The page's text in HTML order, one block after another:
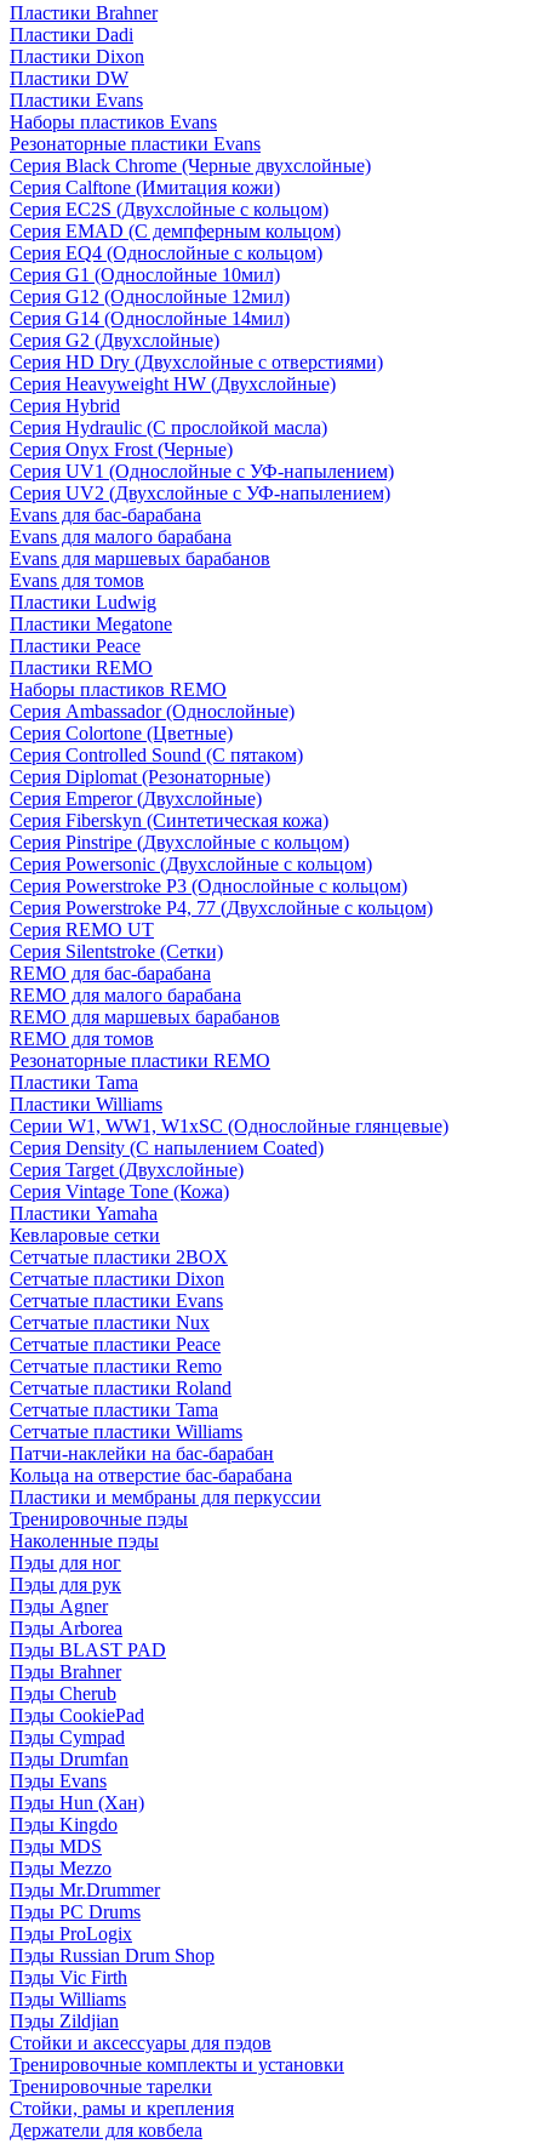
Пластики Brahner
Пластики Dadi
Пластики Dixon
Пластики DW
Пластики Evans
Наборы пластиков Evans
Резонаторные пластики Evans
Серия Black Chrome (Черные двухслойные)
Серия Calftone (Имитация кожи)
Серия EC2S (Двухслойные с кольцом)
Серия EMAD (С демпферным кольцом)
Серия EQ4 (Однослойные с кольцом)
Серия G1 (Однослойные 10мил)
Серия G12 (Однослойные 12мил)
Серия G14 (Однослойные 14мил)
Серия G2 (Двухслойные)
Серия HD Dry (Двухслойные с отверстиями)
Серия Heavyweight HW (Двухслойные)
Серия Hybrid
Серия Hydraulic (С прослойкой масла)
Серия Onyx Frost (Черные)
Серия UV1 (Однослойные с УФ-напылением)
Серия UV2 (Двухслойные с УФ-напылением)
Evans для бас-барабана
Evans для малого барабана
Evans для маршевых барабанов
Evans для томов
Пластики Ludwig
Пластики Megatone
Пластики Peace
Пластики REMO
Наборы пластиков REMO
Серия Ambassador (Однослойные)
Серия Colortone (Цветные)
Серия Controlled Sound (С пятаком)
Серия Diplomat (Резонаторные)
Серия Emperor (Двухслойные)
Серия Fiberskyn (Синтетическая кожа)
Серия Pinstripe (Двухслойные с кольцом)
Серия Powersonic (Двухслойные с кольцом)
Серия Powerstroke P3 (Однослойные с кольцом)
Серия Powerstroke P4, 77 (Двухслойные с кольцом)
Серия REMO UT
Серия Silentstroke (Сетки)
REMO для бас-барабана
REMO для малого барабана
REMO для маршевых барабанов
REMO для томов
Резонаторные пластики REMO
Пластики Tama
Пластики Williams
Серии W1, WW1, W1xSC (Однослойные глянцевые)
Серия Density (C напылением Coated)
Серия Target (Двухслойные)
Серия Vintage Tone (Кожа)
Пластики Yamaha
Кевларовые сетки
Сетчатые пластики 2BOX
Сетчатые пластики Dixon
Сетчатые пластики Evans
Сетчатые пластики Nux
Сетчатые пластики Peace
Сетчатые пластики Remo
Сетчатые пластики Roland
Сетчатые пластики Tama
Сетчатые пластики Williams
Патчи-наклейки на бас-барабан
Кольца на отверстие бас-барабана
Пластики и мембраны для перкуссии
Тренировочные пэды
Наколенные пэды
Пэды для ног
Пэды для рук
Пэды Agner
Пэды Arborea
Пэды BLAST PAD
Пэды Brahner
Пэды Cherub
Пэды CookiePad
Пэды Cympad
Пэды Drumfan
Пэды Evans
Пэды Hun (Хан)
Пэды Kingdo
Пэды MDS
Пэды Mezzo
Пэды Mr.Drummer
Пэды PC Drums
Пэды ProLogix
Пэды Russian Drum Shop
Пэды Vic Firth
Пэды Williams
Пэды Zildjian
Стойки и аксессуары для пэдов
Тренировочные комплекты и установки
Тренировочные тарелки
Стойки, рамы и крепления
Держатели для ковбела